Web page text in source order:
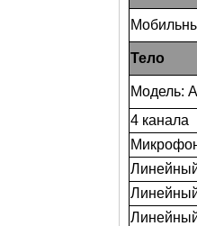
Тело
Модель:
4 канала